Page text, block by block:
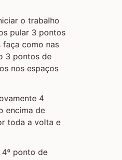
o trabalho
pular 3 pontos
como nas
3 pontos de
nos espaços
4
encima de
toda a volta e
ponto de